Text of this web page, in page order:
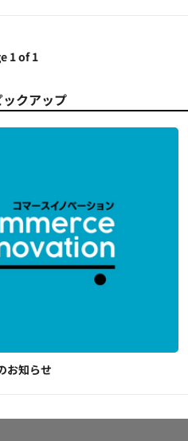
1 of 1
クアップ
お知らせ